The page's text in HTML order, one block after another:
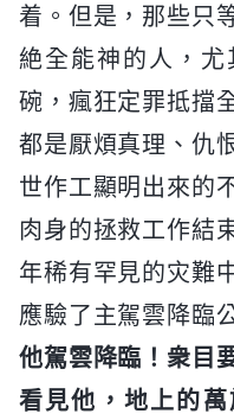
着。但是，那些只
絶全能神的人，
碗，瘋狂定罪抵擋
都是厭煩真理、仇
世作工顯明出來的
肉身的拯救工作結
年稀有罕見的灾難
應驗了主駕雲降臨
他駕雲降臨！衆目
看見他，地上的萬